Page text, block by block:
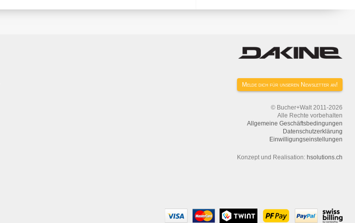
Melde dich für unseren Newsletter an!
© Bucher+Walt 2011-2026
Alle Rechte vorbehalten
Allgemeine Geschäftsbedingungen
Datenschutzerklärung
Einwilligungseinstellungen
Konzept und Realisation: hsolutions.ch